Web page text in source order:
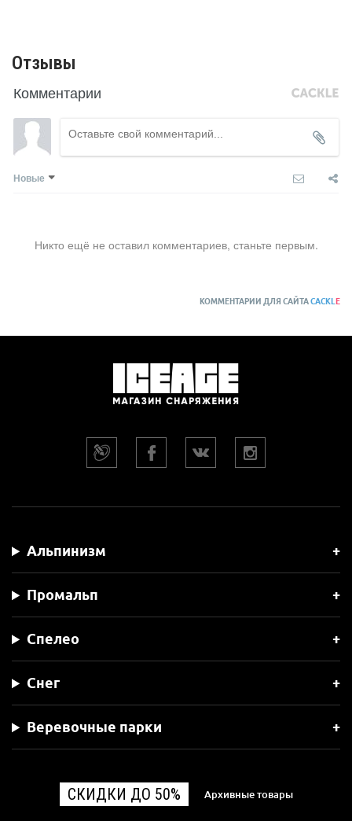
Отзывы
Комментарии
Новые
Никто ещё не оставил комментариев, станьте первым.
КОММЕНТАРИИ ДЛЯ САЙТАCACKL E
Альпинизм
Промальп
Спелео
Снег
Веревочные парки
СКИДКИ ДО 50% Архивные товары